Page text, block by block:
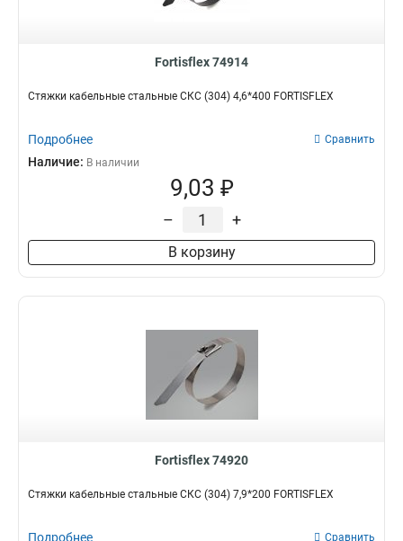
Fortisflex 74914
Стяжки кабельные стальные СКС (304) 4,6*400 FORTISFLEX
Подробнее Сравнить
Наличие: В наличии
9,03 ₽
– +
В корзину
Fortisflex 74920
Стяжки кабельные стальные СКС (304) 7,9*200 FORTISFLEX
Подробнее Сравнить